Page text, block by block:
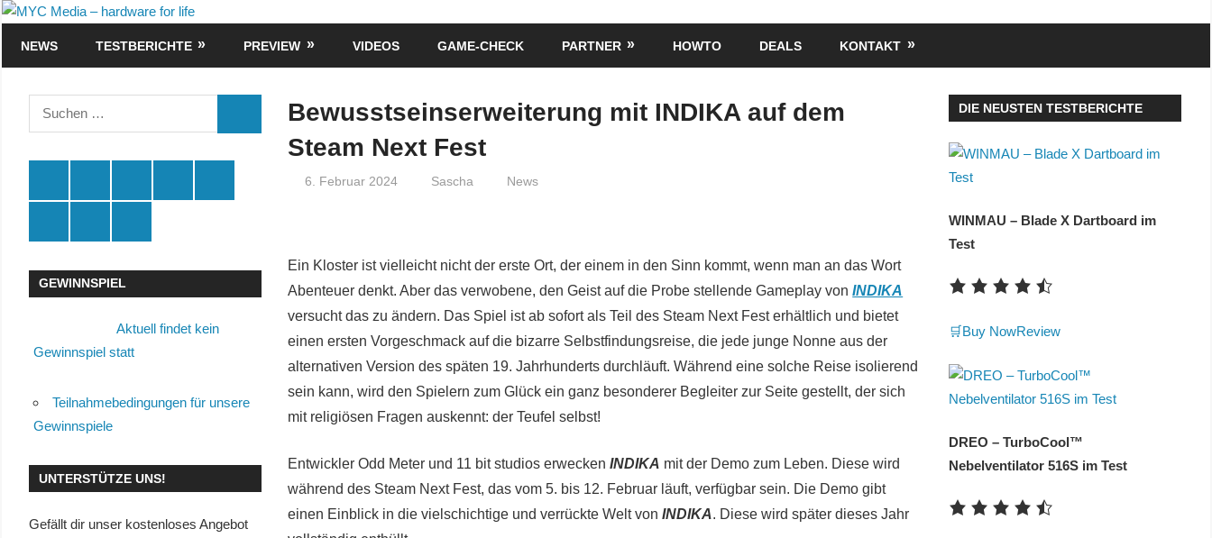
Zum
MYC
Media
–
hardware
NEWS TESTBERICHTE PREVIEW VIDEOS GAME-CHECK PARTNER HOWTO DEALS KONTAKT
Bewusstseinserweiterung mit INDIKA auf dem
Steam Next Fest
6. Februar 2024 Sascha News
Ein Kloster ist vielleicht nicht der erste Ort, der einem in den Sinn kommt, wenn man an das Wort
Abenteuer denkt. Aber das verwobene, den Geist auf die Probe stellende Gameplay vonINDIKA
versucht das zu ändern. Das Spiel ist ab sofort als Teil des Steam Next Fest erhältlich und bietet
einen ersten Vorgeschmack auf die bizarre Selbstfindungsreise, die jede junge Nonne aus der
alternativen Version des späten 19. Jahrhunderts durchläuft. Während eine solche Reise isolierend
sein kann, wird den Spielern zum Glück ein ganz besonderer Begleiter zur Seite gestellt, der sich
mit religiösen Fragen auskennt: der Teufel selbst!
Entwickler Odd Meter und 11 bit studios erweckenINDIKA mit der Demo zum Leben. Diese wird
während des Steam Next Fest, das vom 5. bis 12. Februar läuft, verfügbar sein. Die Demo gibt
einen Einblick in die vielschichtige und verrückte Welt vonINDIKA. Diese wird später dieses Jahr
Suchen
nach:
GEWINNSPIEL
Aktuell findet kein
Gewinnspiel statt
Teilnahmebedingungen für unsere
Gewinnspiele
UNTERSTÜTZE UNS!
Gefällt dir unser kostenloses Angebot
DIE NEUSTEN TESTBERICHTE
WINMAU – Blade X Dartboard im
Test
🛒Buy NowReview
DREO – TurboCool™
Nebelventilator 516S im Test